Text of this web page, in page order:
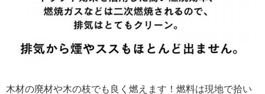
木材の廃材や木の枝でも良く燃えます！燃料は現地で拾い